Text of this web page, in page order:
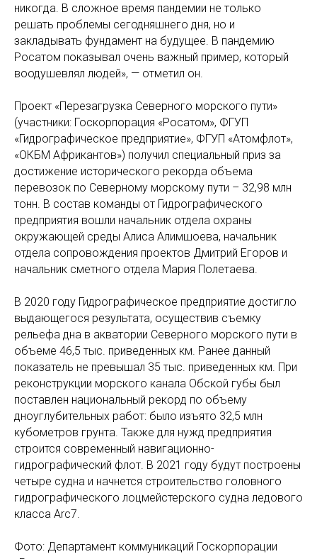
никогда. В сложное время пандемии не только
решать проблемы сегодняшнего дня, но и
закладывать фундамент на будущее. В пандемию
Росатом показывал очень важный пример, который
воодушевлял людей», — отметил он.
Проект «Перезагрузка Северного морского пути»
(участники: Госкорпорация «Росатом», ФГУП
«Гидрографическое предприятие», ФГУП «Атомфлот»,
«ОКБМ Африкантов») получил специальный приз за
достижение исторического рекорда объема
перевозок по Северному морскому пути – 32,98 млн
тонн. В состав команды от Гидрографического
предприятия вошли начальник отдела охраны
окружающей среды Алиса Алимшоева, начальник
отдела сопровождения проектов Дмитрий Егоров и
начальник сметного отдела Мария Полетаева.
В 2020 году Гидрографическое предприятие достигло
выдающегося результата, осуществив съемку
рельефа дна в акватории Северного морского пути в
объеме 46,5 тыс. приведенных км. Ранее данный
показатель не превышал 35 тыс. приведенных км. При
реконструкции морского канала Обской губы был
поставлен национальный рекорд по объему
дноуглубительных работ: было изъято 32,5 млн
кубометров грунта. Также для нужд предприятия
строится современный навигационно-
гидрографический флот. В 2021 году будут построены
четыре судна и начнется строительство головного
гидрографического лоцмейстерского судна ледового
класса Arc7.
Фото: Департамент коммуникаций Госкорпорации